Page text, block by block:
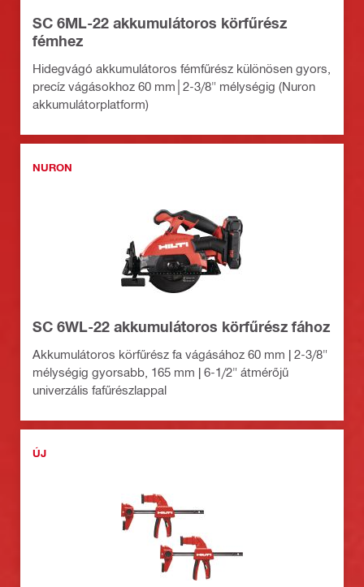
SC 6ML-22 akkumulátoros körfűrész
fémhez
Hidegvágó akkumulátoros fémfűrész különösen gyors,
precíz vágásokhoz 60 mm│2-3/8" mélységig (Nuron
akkumulátorplatform)
NURON
SC 6WL-22 akkumulátoros körfűrész fához
Akkumulátoros körfűrész fa vágásához 60 mm | 2-3/8"
mélységig gyorsabb, 165 mm | 6-1/2" átmérőjű
univerzális fafűrészlappal
ÚJ